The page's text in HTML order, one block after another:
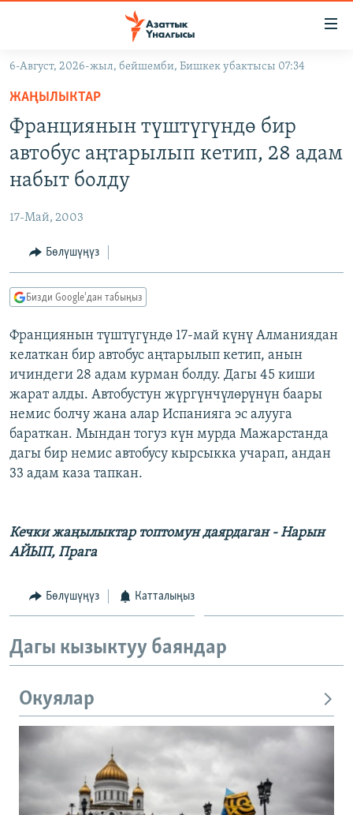
Навигацияга
өтүңүз
Издөөгө
салыңызКЫРГЫЗСТАН
САЯСАТ
МАДАНИЯТ
ДҮЙНӨ
ДҮЙНӨ
УКРАИНА
ТВ ПРОГРАММАЛАР
БҮГҮН АЗАТТЫКТА
ДАНИСТЕ
ЭЖЕ-СИҢДИЛЕР
АЗАТТЫК+
ЫҢГАЙСЫЗ СУРООЛОР
ПОДКАСТ
ОНЛАЙН ШЕРИНЕ
ЭЕ/АРнун бардык сайттары
6-Август, 2026-жыл, бейшемби, Бишкек убактысы 07:34
ЖАҢЫЛЫКТАР
Франциянын түштүгүндө бир
автобус аңтарылып кетип, 28 адам
набыт болду
17-Май, 2003
Бөлүшүңүз
Бизди Google'дан табыңыз
Франциянын түштүгүндө 17-май күнү Алманиядан
келаткан бир автобус аңтарылып кетип, анын
ичиндеги 28 адам курман болду. Дагы 45 киши
жарат алды. Автобустун жүргүнчүлөрүнүн баары
немис болчу жана алар Испанияга эс алууга
бараткан. Мындан тогуз күн мурда Мажарстанда
дагы бир немис автобусу кырсыкка учарап, андан
33 адам каза тапкан.
Кечки жаңылыктар топтомун даярдаган - Нарын
АЙЫП, Прага
Бөлүшүңүз Катталыңыз
Дагы кызыктуу баяндар
Окуялар